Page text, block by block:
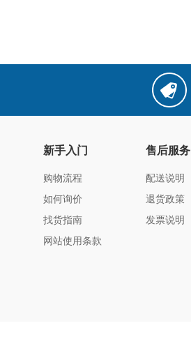
新手入门
购物流程
如何询价
找货指南
网站使用条款
售后服务
配送说明
退货政策
发票说明